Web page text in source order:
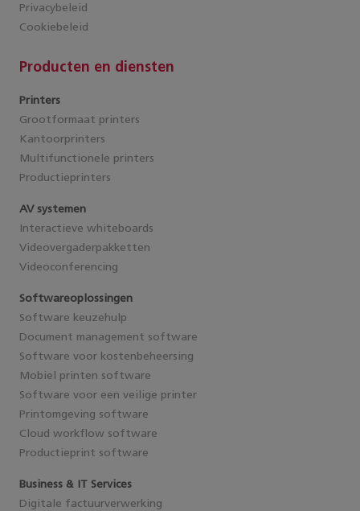
Privacybeleid
Cookiebeleid
Producten en diensten
Printers
Grootformaat printers
Kantoorprinters
Multifunctionele printers
Productieprinters
AV systemen
Interactieve whiteboards
Videovergaderpakketten
Videoconferencing
Softwareoplossingen
Software keuzehulp
Document management software
Software voor kostenbeheersing
Mobiel printen software
Software voor een veilige printer
Printomgeving software
Cloud workflow software
Productieprint software
Business & IT Services
Digitale factuurverwerking